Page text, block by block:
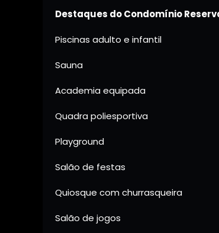
Destaques do Condomínio
Piscinas adulto e infantil
Sauna
Academia equipada
Quadra poliesportiva
Playground
Salão de festas
Quiosque com churrasqueira
Salão de jogos